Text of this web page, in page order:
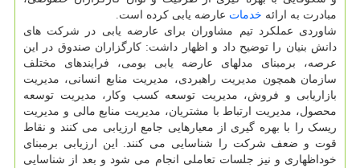
مبادرت به ارائه خدمات عارضه یابی کرده است.
شاوردی عملکرد تیم مشاوران برای عارضه یابی در شرکت های
دانش بنیان را توضیح داد و اظهار داشت: کارگزاران صندوق در این
عرصه، برمبنای مدلهای عارضه یابی بومی، فرایندهای مختلف
سازمان همچون مدیریت راهبردی، مدیریت منابع انسانی، مدیریت
بازاریابی و فروش، مدیریت توسعه کسب وکار، مدیریت توسعه
محصول، مدیریت ارتباط با مشتریان، مدیریت منابع مالی و مدیریت
ریسک را با بهره گیری از معیارهایی جامع ارزیابی می کنند و نقاط
قوت و ضعف شرکت را شناسایی می کنند. این ارزیابی برمبنای
خوداظهاری و نیز جلسات تعاملی انجام می شود و بعد از شناسایی